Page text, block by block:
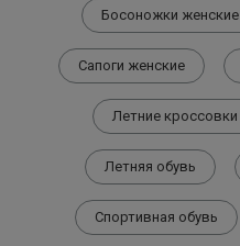
Босоножки женские
Сапоги женские
Летние кроссовки
Летняя обувь
Спортивная обувь